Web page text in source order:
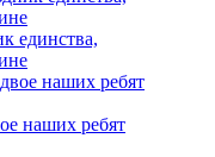
единства,
наших ребят